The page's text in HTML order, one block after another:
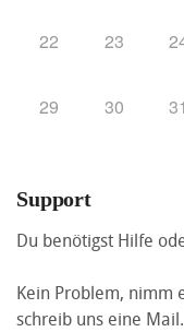
22 23
29 30 31
Support
Du benötigst Hilfe
Kein Problem, nimm
schreib uns eine Mail.